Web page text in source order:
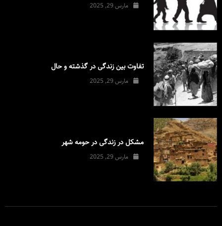
مارس 29, 2025
تفاوت بین زندگی در گذشته و حال
مارس 29, 2025
مشکل در زندگی در حومه شهر
مارس 29, 2025